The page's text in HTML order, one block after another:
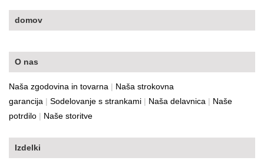
domov
O nas
Naša zgodovina in tovarna | Naša strokovna
garancija | Sodelovanje s strankami | Naša delavnica | Naše
potrdilo | Naše storitve
Izdelki